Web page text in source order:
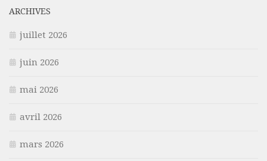
ARCHIVES
juillet 2026
juin 2026
mai 2026
avril 2026
mars 2026